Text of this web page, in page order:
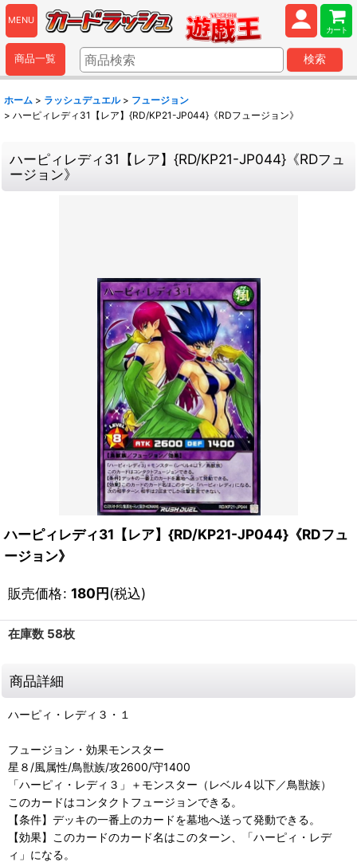
MENU
カート
商品一覧 検索
ホーム > ラッシュデュエル > フュージョン
> ハーピィレディ31【レア】{RD/KP21-JP044}《RDフュージョン》
ハーピィレディ31【レア】{RD/KP21-JP044}《RDフュ
ージョン》
ハーピィレディ31【レア】{RD/KP21-JP044}《RDフュ
ージョン》
販売価格: 180円(税込)
在庫数 58枚
商品詳細
ハーピィ・レディ３・１
フュージョン・効果モンスター
星８/風属性/鳥獣族/攻2600/守1400
「ハーピィ・レディ３」＋モンスター（レベル４以下／鳥獣族）
このカードはコンタクトフュージョンできる。
【条件】デッキの一番上のカードを墓地へ送って発動できる。
【効果】このカードのカード名はこのターン、「ハーピィ・レデ
ィ」になる。